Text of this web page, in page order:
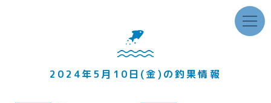
2024年5月10日(金)の釣果情報